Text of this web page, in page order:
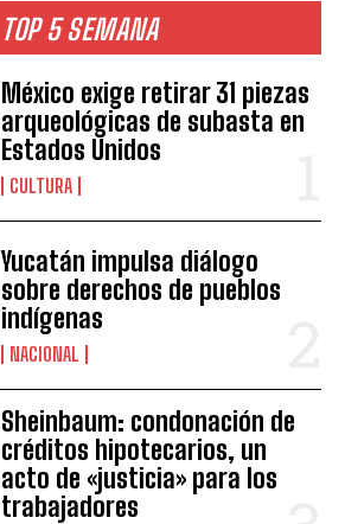
TOP 5 SEMANA
México exige retirar 31 piezas
arqueológicas de subasta en
Estados Unidos
CULTURA
Yucatán impulsa diálogo
sobre derechos de pueblos
indígenas
NACIONAL
Sheinbaum: condonación de
créditos hipotecarios, un
acto de «justicia» para los
trabajadores